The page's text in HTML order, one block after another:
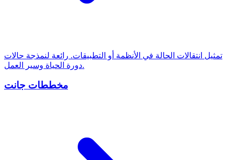
تمثيل انتقالات الحالة في الأنظمة أو التطبيقات. رائعة لنمذجة حالات
دورة الحياة وسير العمل.
مخططات جانت